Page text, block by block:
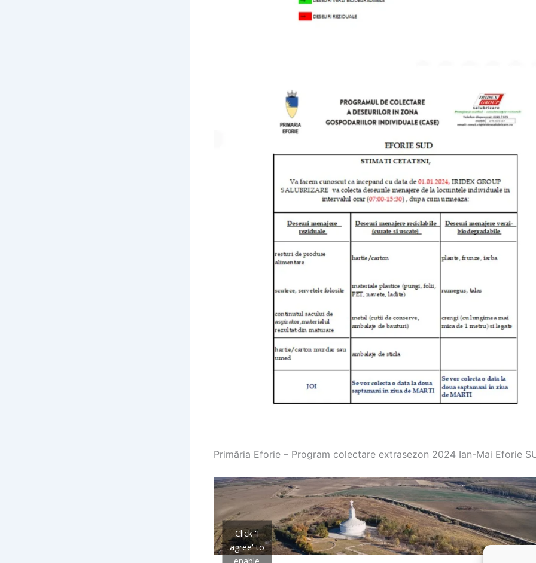
Primăria Eforie – Program colectare extrasezon 2024 Ian-Mai Eforie
Click 'I
agree' to
enable